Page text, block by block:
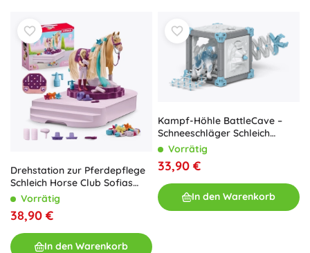
Drehstation zur Pferdepflege
Schleich Horse Club Sofias
Beauties
Vorrätig
38,90 €
In den Warenkorb
Kampf-Höhle BattleCave –
Schneeschläger Schleich
ELDRADOR® CREATURES
Vorrätig
33,90 €
In den Warenkorb